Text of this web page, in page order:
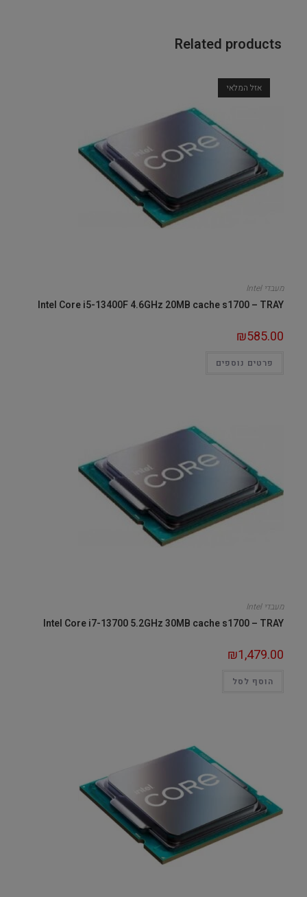
Related products
אזל המלאי
מעבדי Intel
Intel Core i5-13400F 4.6GHz 20MB cache s1700 – TRAY
₪585.00
פרטים נוספים
מעבדי Intel
Intel Core i7-13700 5.2GHz 30MB cache s1700 – TRAY
₪1,479.00
הוסף לסל